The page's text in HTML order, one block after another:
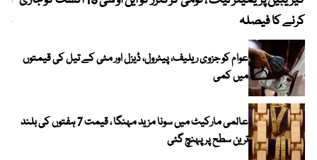
کرنے کا فیصلہ
عوام کو جزوی ریلیف، پیٹرول، ڈیزل اور مٹی کے تیل کی قیمتوں
میں کمی
عالمی مارکیٹ میں سونا مزید مہنگا ، قیمت 7 ہفتوں کی بلند
ترین سطح پر پہنچ گئی